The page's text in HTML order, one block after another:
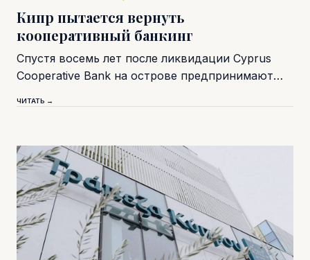
Кипр пытается вернуть
кооперативный банкинг
Спустя восемь лет после ликвидации Cyprus
Cooperative Bank на острове предпринимают…
ЧИТАТЬ →